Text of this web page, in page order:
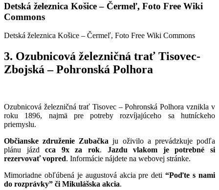
Detská železnica Košice – Čermeľ, Foto Free Wiki
Commons
Detská železnica Košice – Čermeľ, Foto Free Wiki Commons
3. Ozubnicová železničná trať Tisovec-
Zbojská – Pohronská Polhora
Ozubnicová železničná trať Tisovec – Pohronská Polhora vznikla v
roku 1896, najmä pre potreby rozvíjajúceho sa hutníckeho
priemyslu.
Občianske združenie Zubačka ju oživilo a prevádzkuje podľa
plánu jázdcca 9x za rok. Jazdu vlakom je potrebné si
rezervovať vopred. Informácie nájdete na webovej stránke.
Mimoriadne obľúbená je augustová akcia pre deti“Poďte s nami
do rozprávky” či Mikulášska akcia.